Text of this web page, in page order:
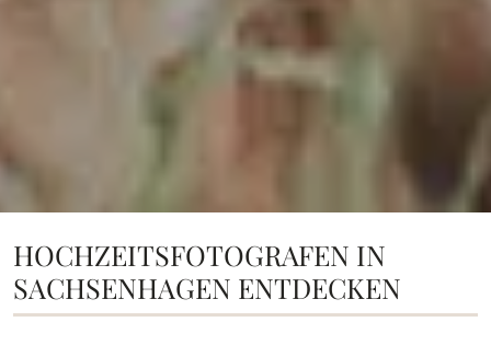
HOCHZEITSFOTOGRAFEN IN
SACHSENHAGEN ENTDECKEN